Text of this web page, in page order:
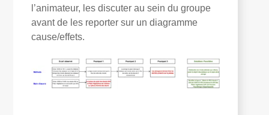
l’animateur, les discuter au sein du groupe
avant de les reporter sur un diagramme
cause/effets.